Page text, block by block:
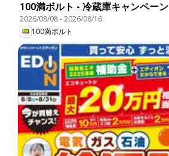
100満ボルト - 冷蔵庫キャンペーン
2026/08/08-2026/08/16
100満ボルト